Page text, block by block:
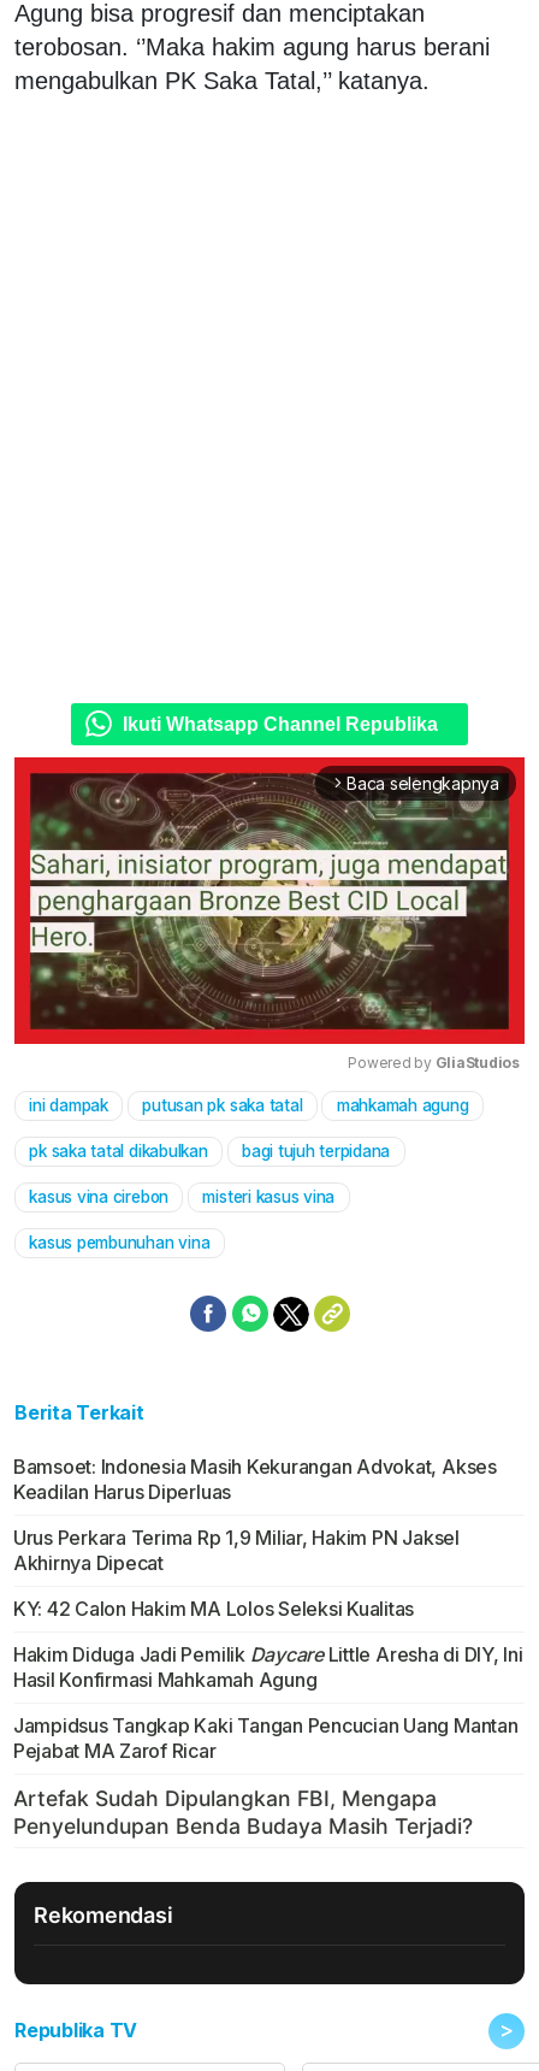
Agung bisa progresif dan menciptakan
terobosan. ‘’Maka hakim agung harus berani
mengabulkan PK Saka Tatal,’’ katanya.
Ikuti Whatsapp Channel Republika
arrow_forward_ios Baca selengkapnya
Mute
Powered by GliaStudios
ini dampak putusan pk saka tatal mahkamah agung
pk saka tatal dikabulkan bagi tujuh terpidana
kasus vina cirebon misteri kasus vina
kasus pembunuhan vina
Berita Terkait
Bamsoet: Indonesia Masih Kekurangan Advokat, Akses
Keadilan Harus Diperluas
Urus Perkara Terima Rp 1,9 Miliar, Hakim PN Jaksel
Akhirnya Dipecat
KY: 42 Calon Hakim MA Lolos Seleksi Kualitas
Hakim Diduga Jadi Pemilik DaycareLittle Aresha di DIY, Ini
Hasil Konfirmasi Mahkamah Agung
Jampidsus Tangkap Kaki Tangan Pencucian Uang Mantan
Pejabat MA Zarof Ricar
Rekomendasi
Republika TV >